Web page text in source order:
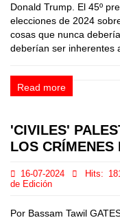
Donald Trump. El 45º
elecciones de 2024
cosas que nunca
deberían ser inherentes
Read more
'CIVILES'
LOS CRÍMENES
16-07-2024 Hits:
de Edición
Por Bassam Tawil